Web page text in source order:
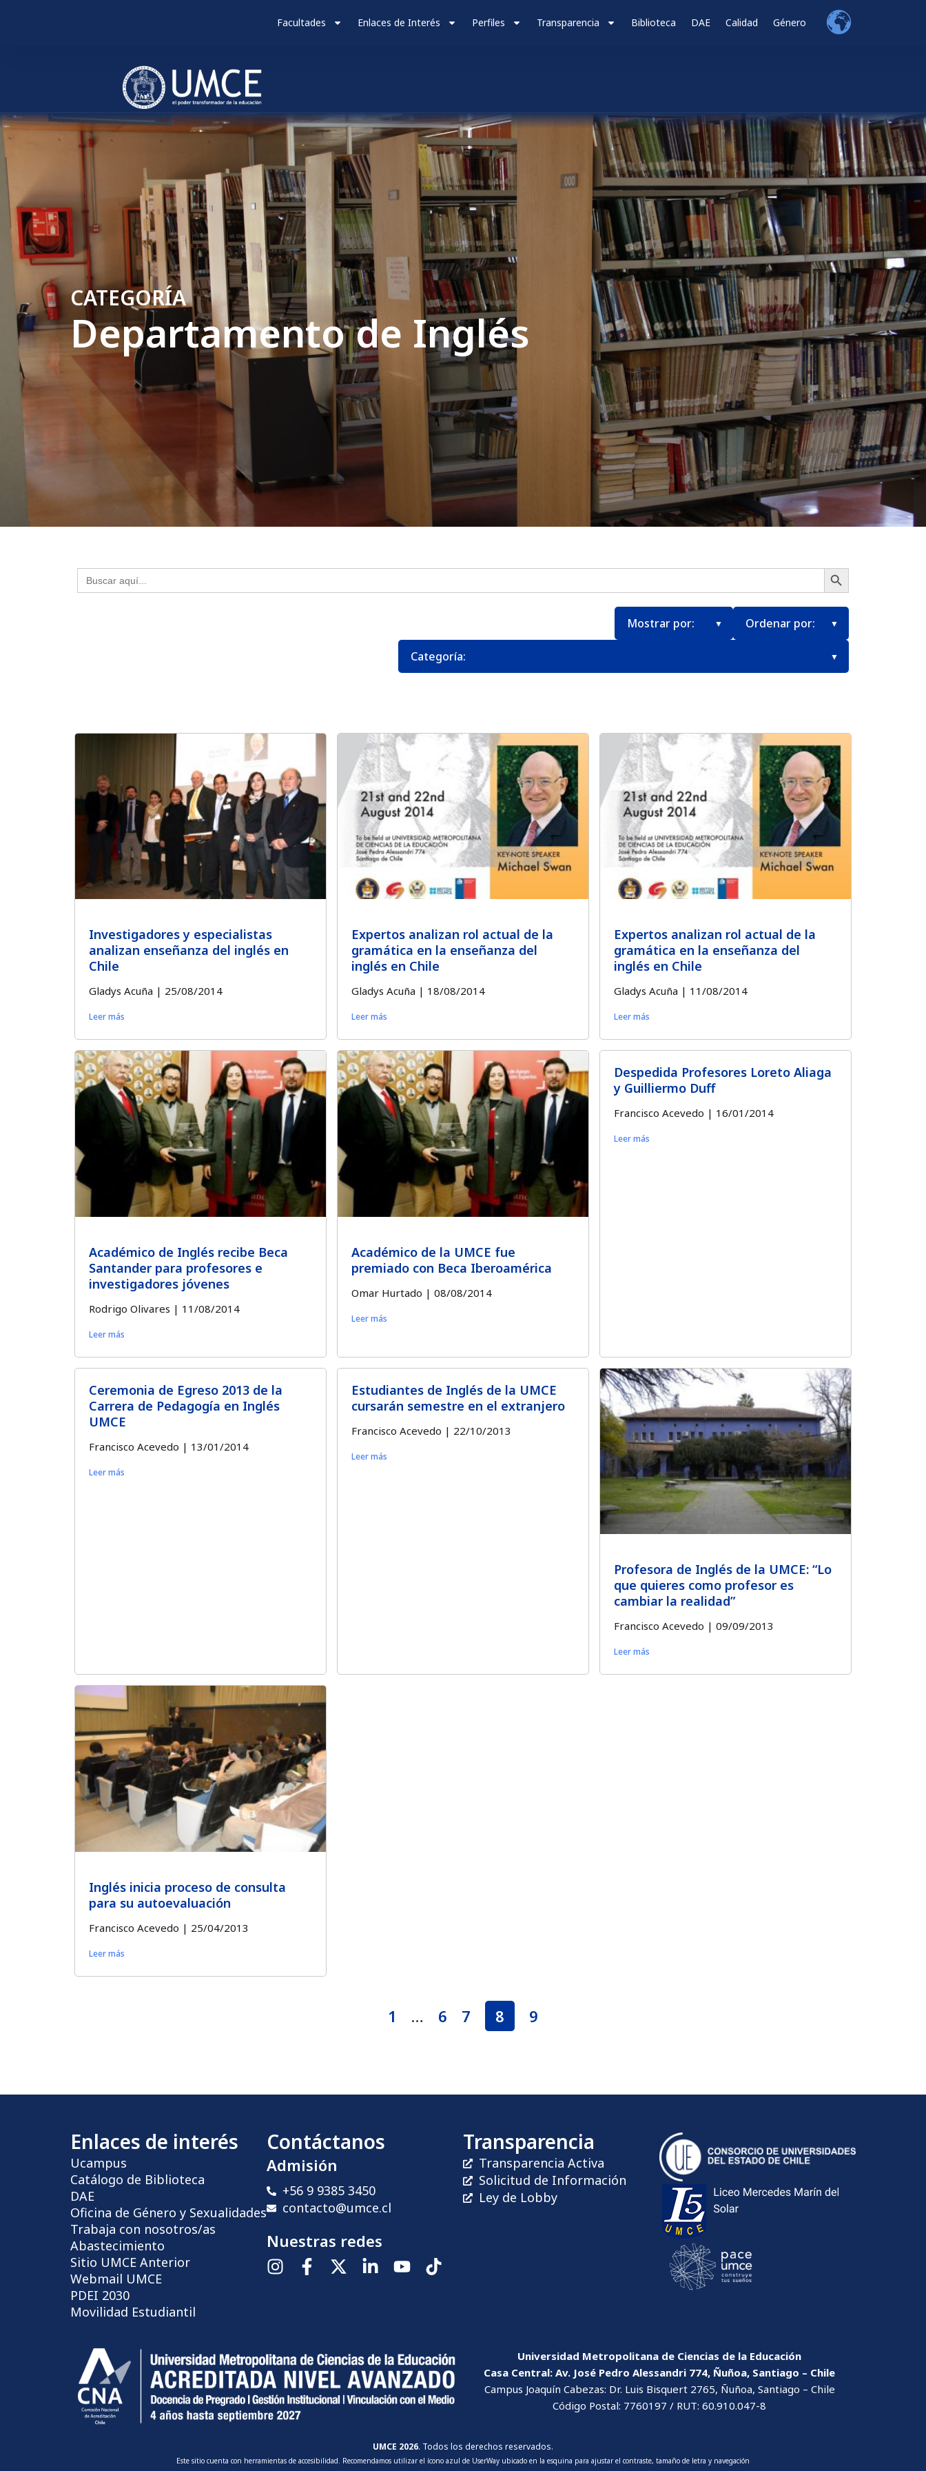
Facultades Enlaces de Interés Perfiles Transparencia Biblioteca DAE Calidad Género
CATEGORÍA
Departamento de Inglés
Buscar: Botón de búsqueda
Investigadores y especialistas
analizan enseñanza del inglés en
Chile
Gladys Acuña 25/08/2014
Leer más
Expertos analizan rol actual de la
gramática en la enseñanza del
inglés en Chile
Gladys Acuña 18/08/2014
Leer más
Expertos analizan rol actual de la
gramática en la enseñanza del
inglés en Chile
Gladys Acuña 11/08/2014
Leer más
Académico de Inglés recibe Beca
Santander para profesores e
investigadores jóvenes
Rodrigo Olivares 11/08/2014
Leer más
Académico de la UMCE fue
premiado con Beca Iberoamérica
Omar Hurtado 08/08/2014
Leer más
Despedida Profesores Loreto Aliaga
y Guilliermo Duff
Francisco Acevedo 16/01/2014
Leer más
Ceremonia de Egreso 2013 de la
Carrera de Pedagogía en Inglés
UMCE
Francisco Acevedo 13/01/2014
Leer más
Estudiantes de Inglés de la UMCE
cursarán semestre en el extranjero
Francisco Acevedo 22/10/2013
Leer más
Profesora de Inglés de la UMCE: “Lo
que quieres como profesor es
cambiar la realidad”
Francisco Acevedo 09/09/2013
Leer más
Inglés inicia proceso de consulta
para su autoevaluación
Francisco Acevedo 25/04/2013
Leer más
1 … 6 7 8 9
Enlaces de interés
Ucampus
Catálogo de Biblioteca
DAE
Oficina de Género y Sexualidades
Trabaja con nosotros/as
Abastecimiento
Sitio UMCE Anterior
Webmail UMCE
PDEI 2030
Movilidad Estudiantil
Contáctanos
Admisión
+56 9 9385 3450
contacto@umce.cl
Nuestras redes
Transparencia
Transparencia Activa
Solicitud de Información
Ley de Lobby
Universidad Metropolitana de Ciencias de la Educación
Casa Central: Av. José Pedro Alessandri 774, Ñuñoa, Santiago – Chile
Campus Joaquín Cabezas: Dr. Luis Bisquert 2765, Ñuñoa, Santiago – Chile
Código Postal: 7760197 / RUT: 60.910.047-8
UMCE 2026. Todos los derechos reservados.
Este sitio cuenta con herramientas de accesibilidad. Recomendamos utilizar el ícono azul de UserWay ubicado en la esquina para ajustar el contraste, tamaño de letra y navegación